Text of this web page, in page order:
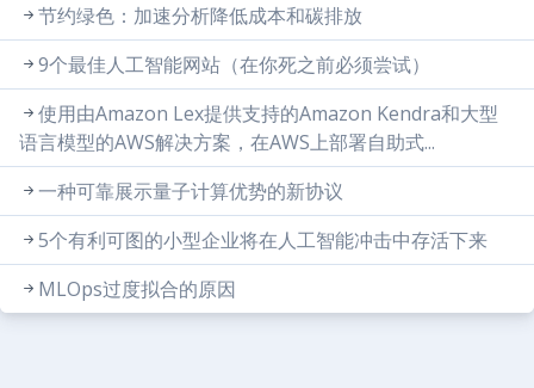
节约绿色：加速分析降低成本和碳排放
9个最佳人工智能网站（在你死之前必须尝试）
使用由Amazon Lex提供支持的Amazon Kendra和大型
语言模型的AWS解决方案，在AWS上部署自助式...
一种可靠展示量子计算优势的新协议
5个有利可图的小型企业将在人工智能冲击中存活下来
MLOps过度拟合的原因